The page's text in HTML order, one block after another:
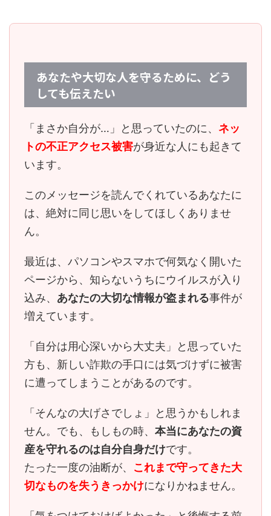
あなたや大切な人を守るために、どう
しても伝えたい
「まさか自分が…」と思っていたのに、 ネッ
トの不正アクセス被害が身近な人にも起きて
います。
このメッセージを読んでくれているあなたに
は、 絶対に同じ思いをしてほしくありませ
ん。
最近は、パソコンやスマホで何気なく開いた
ページから、知らないうちにウイルスが入り
込み、 あなたの大切な情報が盗まれる事件が
増えています。
「自分は用心深いから大丈夫」と思っていた
方も、 新しい詐欺の手口には気づけずに被害
に遭ってしまう ことがあるのです。
「そんなの大げさでしょ」と思うかもしれま
せん。でも、もしもの時、 本当にあなたの資
産を守れるのは自分自身だけです。
たった一度の油断が、 これまで守ってきた大
切なものを失うきっかけになりかねません。